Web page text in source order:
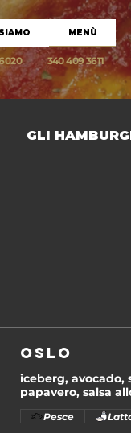
MENÙ
340 409 3611
GLI
OSLO
iceberg, avocado,
papavero, salsa
Pesce